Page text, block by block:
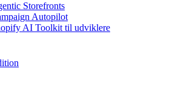
Storefronts
Autopilot
AI Toolkit til udviklere